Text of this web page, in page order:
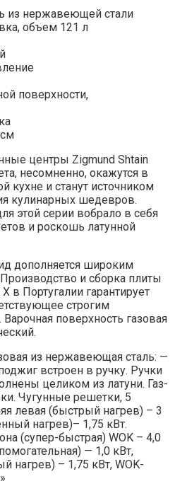
из нержавеющей стали
объем 121 л
поверхности,
центры Zigmund Shtain
несомненно, окажутся в
кухне и станут источником
кулинарных шедевров.
этой серии вобрало в себя
и роскошь латунной
дополняется широким
и сборка плиты
в Португалии гарантирует
строгим
поверхность газовая
из нержавеющая сталь: —
встроен в ручку. Ручки
целиком из латуни. Газ-
Чугунные решетки, 5
левая (быстрый нагрев) – 3
нагрев)– 1,75 кВт.
(супер-быстрая) WOK – 4,0
— 1,0 кВт,
нагрев) – 1,75 кВт, WOK-